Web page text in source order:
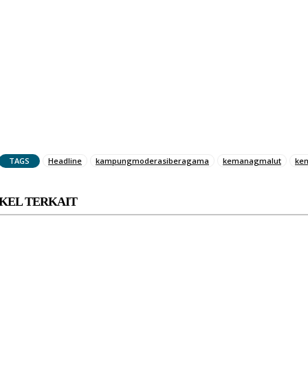
TAGS Headline kampungmoderasiberagama kemanagmalut
TERKAIT